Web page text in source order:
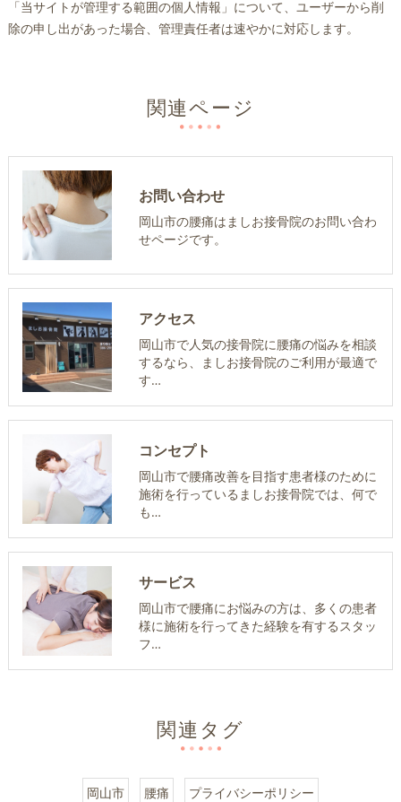
「当サイトが管理する範囲の個人情報」について、ユーザーから削
除の申し出があった場合、管理責任者は速やかに対応します。
関連ページ
お問い合わせ
岡山市の腰痛はましお接骨院のお問い合わ
せページです。
アクセス
岡山市で人気の接骨院に腰痛の悩みを相談
するなら、ましお接骨院のご利用が最適で
す…
コンセプト
岡山市で腰痛改善を目指す患者様のために
施術を行っているましお接骨院では、何で
も…
サービス
岡山市で腰痛にお悩みの方は、多くの患者
様に施術を行ってきた経験を有するスタッ
フ…
関連タグ
岡山市 腰痛 プライバシーポリシー